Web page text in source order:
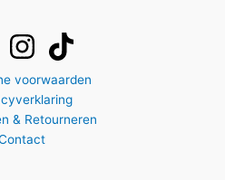
voorwaarden
& Retourneren